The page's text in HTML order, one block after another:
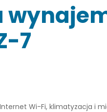
7
Wi-Fi, klimatyzacja i